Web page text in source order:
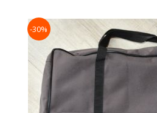
-30%